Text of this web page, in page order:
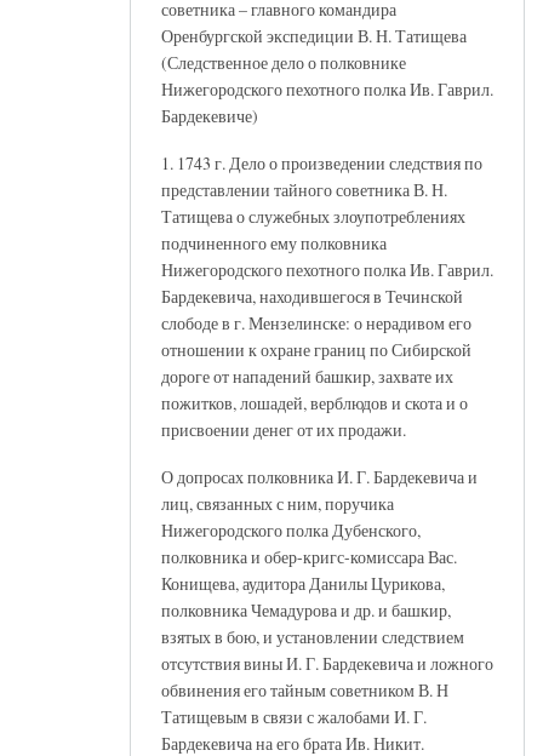
советника – главного командира
Оренбургской экспедиции В. Н. Татищева
(Следственное дело о полковнике
Нижегородского пехотного полка Ив. Гаврил.
Бардекевиче)
1. 1743 г. Дело о произведении следствия по
представлении тайного советника В. Н.
Татищева о служебных злоупотреблениях
подчиненного ему полковника
Нижегородского пехотного полка Ив. Гаврил.
Бардекевича, находившегося в Течинской
слободе в г. Мензелинске: о нерадивом его
отношении к охране границ по Сибирской
дороге от нападений башкир, захвате их
пожитков, лошадей, верблюдов и скота и о
присвоении денег от их продажи.
О допросах полковника И. Г. Бардекевича и
лиц, связанных с ним, поручика
Нижегородского полка Дубенского,
полковника и обер-кригс-комиссара Вас.
Конищева, аудитора Данилы Цурикова,
полковника Чемадурова и др. и башкир,
взятых в бою, и установлении следствием
отсутствия вины И. Г. Бардекевича и ложного
обвинения его тайным советником В. Н
Татищевым в связи с жалобами И. Г.
Бардекевича на его брата Ив. Никит.